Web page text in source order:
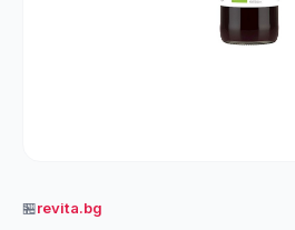
🏪revita.bg